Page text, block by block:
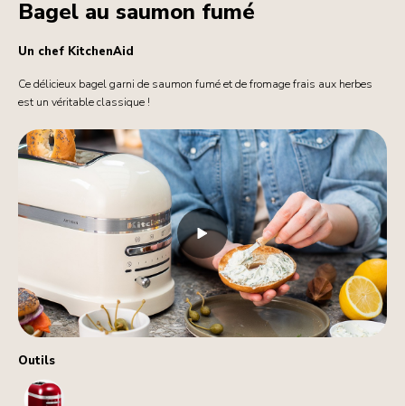
Outils
Toaster
Bagel au saumon fumé
Un chef KitchenAid
Ce délicieux bagel garni de saumon fumé et de fromage frais aux herbes
est un véritable classique !